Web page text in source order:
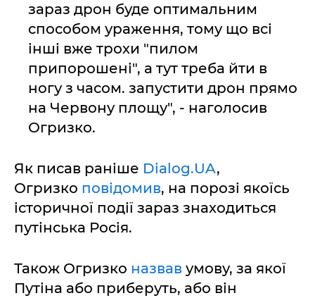
зараз дрон буде оптимальним
способом ураження, тому що всі
інші вже трохи "пилом
припорошені", а тут треба йти в
ногу з часом. запустити дрон прямо
на Червону площу", - наголосив
Огризко.
Як писав раніше Dialog.UA,
Огризко повідомив, на порозі якоїсь
історичної події зараз знаходиться
путінська Росія.
Також Огризко назвав умову, за якої
Путіна або приберуть, або він